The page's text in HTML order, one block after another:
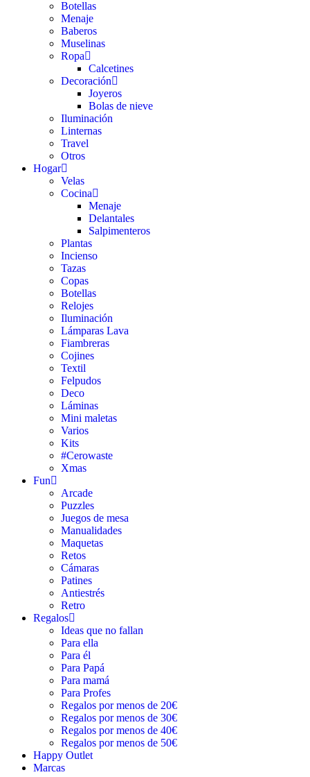
Botellas
Menaje
Baberos
Muselinas
Ropa
Calcetines
Decoración
Joyeros
Bolas de nieve
Iluminación
Linternas
Travel
Otros
Hogar
Velas
Cocina
Menaje
Delantales
Salpimenteros
Plantas
Incienso
Tazas
Copas
Botellas
Relojes
Iluminación
Lámparas Lava
Fiambreras
Cojines
Textil
Felpudos
Deco
Láminas
Mini maletas
Varios
Kits
#Cerowaste
Xmas
Fun
Arcade
Puzzles
Juegos de mesa
Manualidades
Maquetas
Retos
Cámaras
Patines
Antiestrés
Retro
Regalos
Ideas que no fallan
Para ella
Para él
Para Papá
Para mamá
Para Profes
Regalos por menos de 20€
Regalos por menos de 30€
Regalos por menos de 40€
Regalos por menos de 50€
Happy Outlet
Marcas